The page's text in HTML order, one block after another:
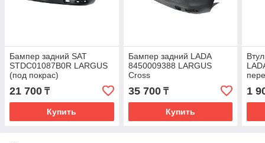
Бампер задний SAT
STDC01087B0R LARGUS
(под покрас)
21 700 ₸
Купить
Бампер задний LADA
8450009388 LARGUS
Cross
35 700₸
Купить
1